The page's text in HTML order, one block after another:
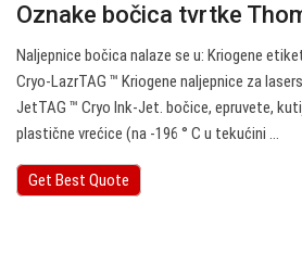
Oznake bočica tvrtke
Naljepnice bočica nalaze se u: Kriogene
Cryo-LazrTAG ™ Kriogene naljepnice za
JetTAG ™ Cryo Ink-Jet. bočice, epruvete,
plastične vrećice (na -196 ° C u tekućini ...
Get Best Quote